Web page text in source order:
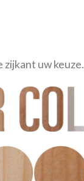
zijkant uw keuze.